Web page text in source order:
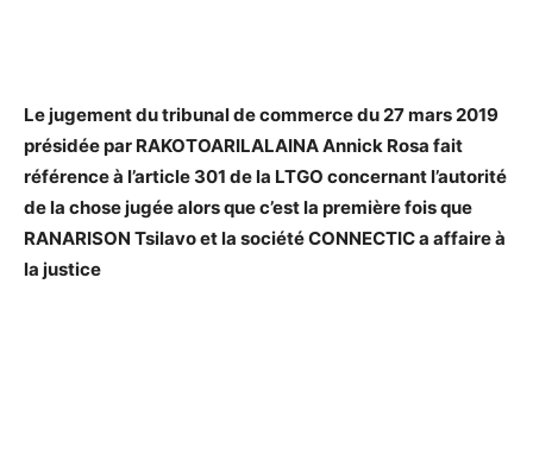
Le jugement du tribunal de commerce du 27 mars 2019
présidée par RAKOTOARILALAINA Annick Rosa fait
référence à l’article 301 de la LTGO concernant l’autorité
de la chose jugée alors que c’est la première fois que
RANARISON Tsilavo et la société CONNECTIC a affaire à
la justice